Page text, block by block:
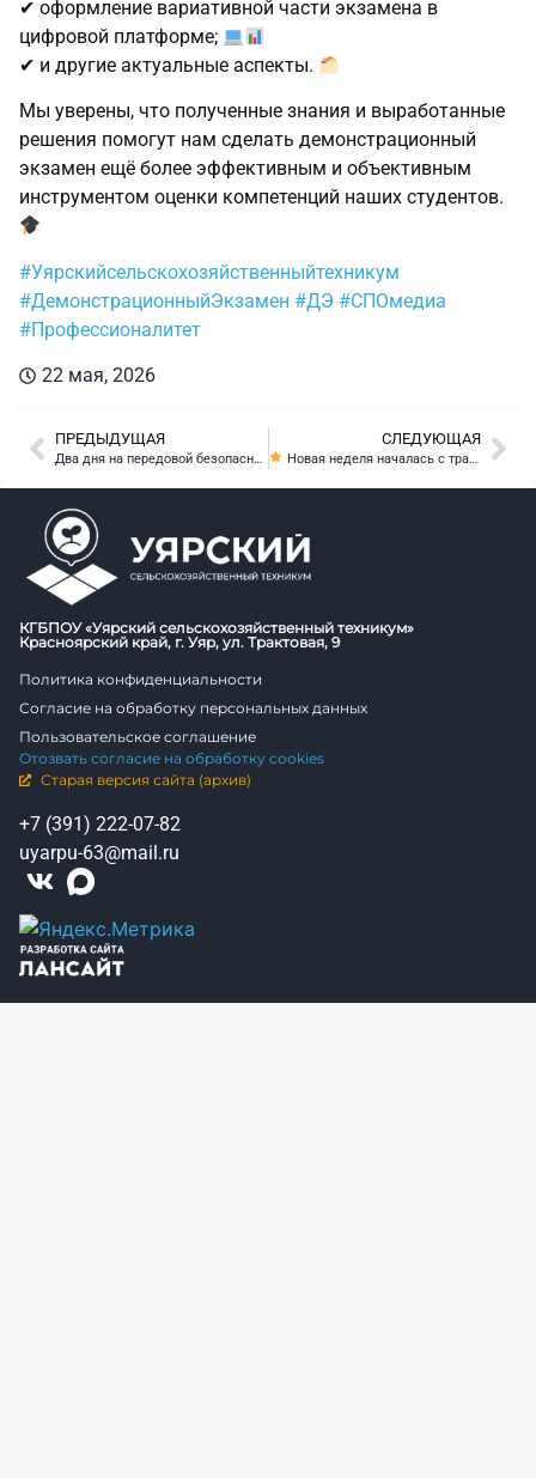
✔ оформление вариативной части экзамена в
цифровой платформе;
✔ и другие актуальные аспекты.
Мы уверены, что полученные знания и выработанные
решения помогут нам сделать демонстрационный
экзамен ещё более эффективным и объективным
инструментом оценки компетенций наших студентов.
#Уярскийсельскохозяйственныйтехникум
#ДемонстрационныйЭкзамен #ДЭ #СПОмедиа
#Профессионалитет
22 мая, 2026
ПРЕДЫДУЩАЯ
Два дня на передовой безопасности: техникум — на форуме «Антитеррор»!
СЛЕДУЮЩАЯ
Новая неделя началась с традиционной линейки!
КГБПОУ «Уярский сельскохозяйственный техникум»
Красноярский край, г. Уяр, ул. Трактовая, 9
Политика конфиденциальности
Согласие на обработку персональных данных
Пользовательское соглашение
Отозвать согласие на обработку cookies
Старая версия сайта (архив)
+7 (391) 222-07-82
uyarpu-63@mail.ru